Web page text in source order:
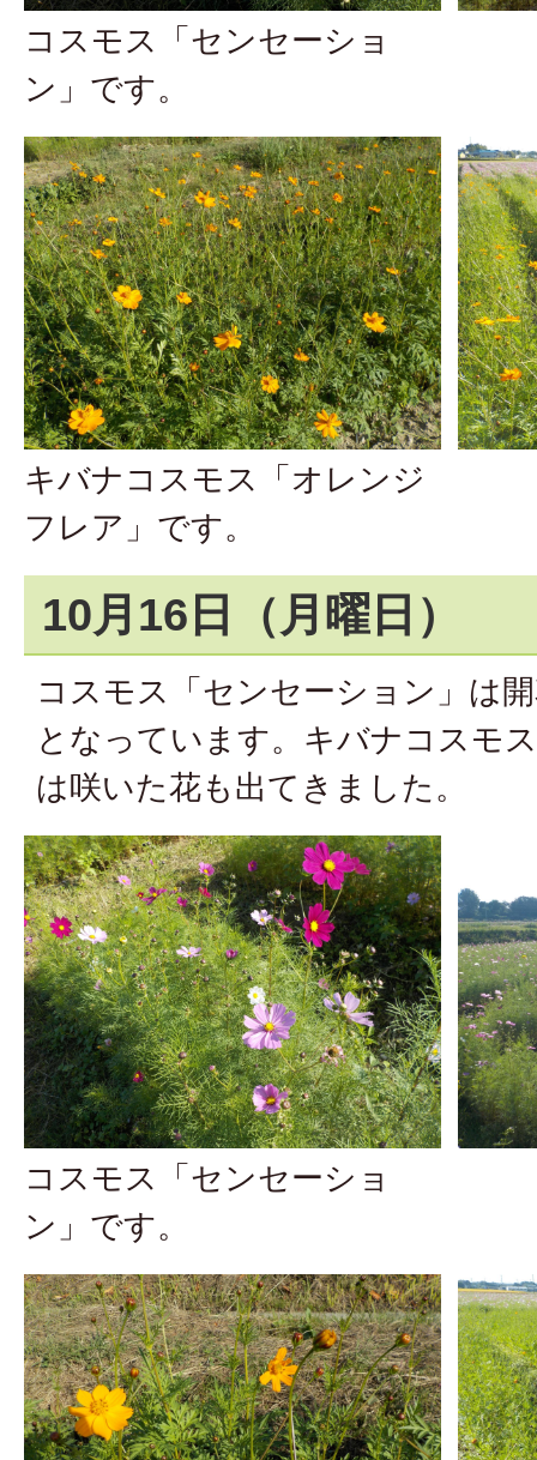
コスモス「センセーショ
ン」です。
キバナコスモス「オレンジ
フレア」です。
10月16日（月曜日）
コスモス「センセーション」は
となっています。キバナコスモ
は咲いた花も出てきました。
コスモス「センセーショ
ン」です。